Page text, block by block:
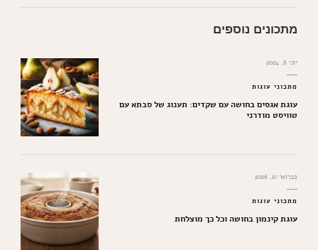
מתכונים נוספים
יוני 6, 2024
מתכוני עוגות
עוגת אגסים בחושה עם שקדים: תענוג של סבתא עם
טוויסט מודרני
פברואר 21, 2026
מתכוני עוגות
עוגת קינמון בחושה וכל כך מוצלחת